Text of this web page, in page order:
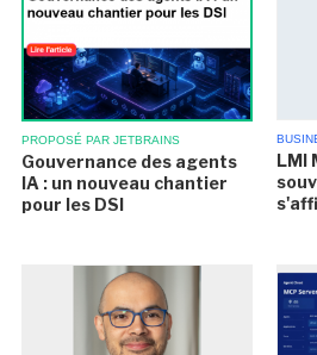
PROPOSÉ PAR JETBRAINS
Gouvernance des agents
IA : un nouveau chantier
pour les DSI
LMI